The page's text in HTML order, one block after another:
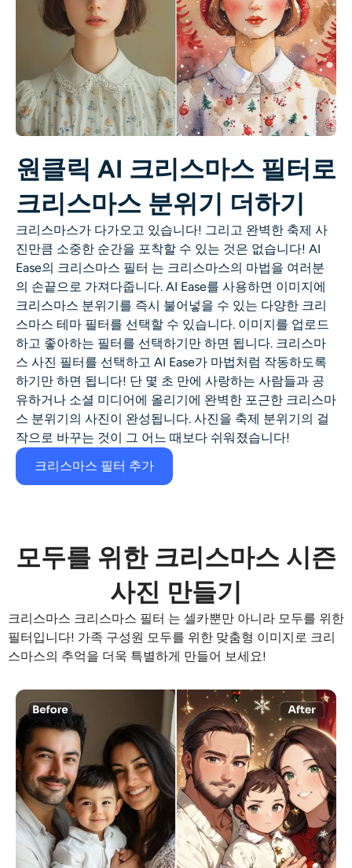
인물 사진 도구
헤어스타일 체인저
옷 교환기
AI 베이비
AI 필터
헤드샷 생성기 프로
AI 얼굴 사진 생성기
여권 사진 메이커
비디오 도구
비디오 효과
비디오 인핸서
원클릭 AI 크리스마스 필터로
크리스마스 분위기 더하기
크리스마스가 다가오고 있습니다! 그리고 완벽한 축제 사
진만큼 소중한 순간을 포착할 수 있는 것은 없습니다! AI
Ease의 크리스마스 필터 는 크리스마스의 마법을 여러분
의 손끝으로 가져다줍니다. AI Ease를 사용하면 이미지에
크리스마스 분위기를 즉시 불어넣을 수 있는 다양한 크리
스마스 테마 필터를 선택할 수 있습니다. 이미지를 업로드
하고 좋아하는 필터를 선택하기만 하면 됩니다. 크리스마
스 사진 필터를 선택하고 AI Ease가 마법처럼 작동하도록
하기만 하면 됩니다! 단 몇 초 만에 사랑하는 사람들과 공
유하거나 소셜 미디어에 올리기에 완벽한 포근한 크리스마
스 분위기의 사진이 완성됩니다. 사진을 축제 분위기의 걸
작으로 바꾸는 것이 그 어느 때보다 쉬워졌습니다!
크리스마스 필터 추가
모두를 위한 크리스마스 시즌
사진 만들기
크리스마스 크리스마스 필터 는 셀카뿐만 아니라 모두를 위한
필터입니다! 가족 구성원 모두를 위한 맞춤형 이미지로 크리
스마스의 추억을 더욱 특별하게 만들어 보세요!